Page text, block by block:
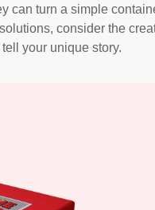
can turn a simple
consider the
your unique story.